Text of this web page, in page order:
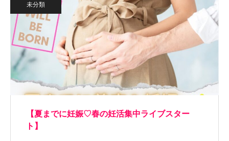
未分類
【夏までに妊娠♡春の妊活集中ライブスター
ト】